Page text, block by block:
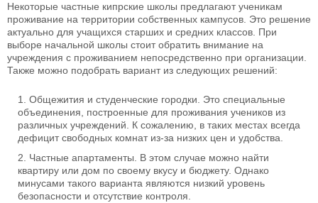
Некоторые частные кипрские школы предлагают ученикам
проживание на территории собственных кампусов. Это решение
актуально для учащихся старших и средних классов. При
выборе начальной школы стоит обратить внимание на
учреждения с проживанием непосредственно при организации.
Также можно подобрать вариант из следующих решений:
Общежития и студенческие городки. Это специальные
объединения, построенные для проживания учеников из
различных учреждений. К сожалению, в таких местах всегда
дефицит свободных комнат из-за низких цен и удобства.
Частные апартаменты. В этом случае можно найти
квартиру или дом по своему вкусу и бюджету. Однако
минусами такого варианта являются низкий уровень
безопасности и отсутствие контроля.